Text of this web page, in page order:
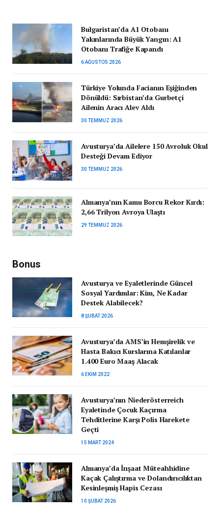
Bulgaristan’da A1 Otobanı
Yakınlarında Büyük Yangın: A1
Otobanı Trafiğe Kapandı
6 AĞUSTOS 2026
Türkiye Yolunda Facianın Eşiğinden
Dönüldü: Sırbistan’da Gurbetçi
Ailenin Aracı Alev Aldı
30 TEMMUZ 2026
Avusturya’da Ailelere 150 Avroluk Okul
Desteği Devam Ediyor
30 TEMMUZ 2026
Almanya’nın Kamu Borcu Rekor Kırdı:
2,66 Trilyon Avroya Ulaştı
29 TEMMUZ 2026
Bonus
Avusturya ve Eyaletlerinde Güncel
Sosyal Yardımlar: Kim, Ne Kadar
Destek Alabilecek?
8 ŞUBAT 2026
Avusturya’da AMS’in Hemşirelik ve
Hasta Bakıcı Kurslarına Katılanlar
1.400 Euro Maaş Alacak
6 EKIM 2022
Avusturya’nın Niederösterreich
Eyaletinde Çocuk Kaçırma
Tehditlerine Karşı Polis Harekete
Geçti
15 MART 2024
Almanya’da İnşaat Müteahhidine
Kaçak Çalıştırma ve Dolandırıcılıktan
Kesinleşmiş Hapis Cezası
10 ŞUBAT 2026